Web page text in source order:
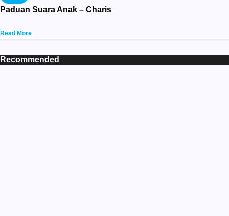
Paduan Suara Anak – Charis
Read More
Recommended